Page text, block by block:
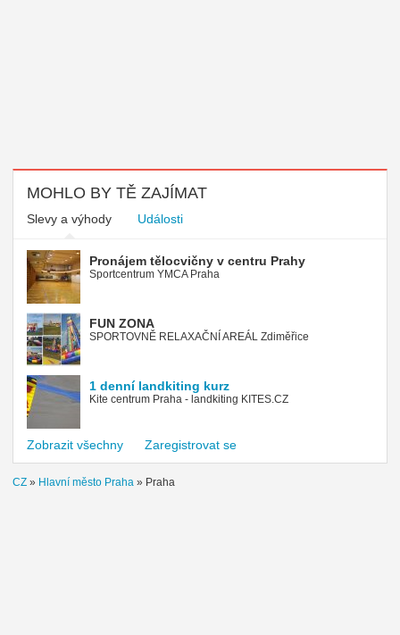
MOHLO BY TĚ ZAJÍMAT
Slevy a výhody Události
Pronájem tělocvičny v centru Prahy
Sportcentrum YMCA Praha
FUN ZONA
SPORTOVNĚ RELAXAČNÍ AREÁL Zdiměřice
1 denní landkiting kurz
Kite centrum Praha - landkiting KITES.CZ
Zobrazit všechny Zaregistrovat se
CZ » Hlavní město Praha » Praha